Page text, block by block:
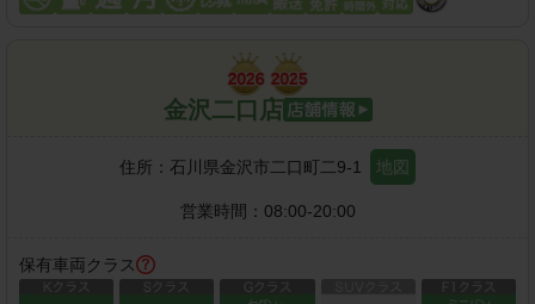
金沢二口店
住所： 石川県金沢市二口町二9-1 地図
営業時間： 08:00-20:00
保有車両クラス